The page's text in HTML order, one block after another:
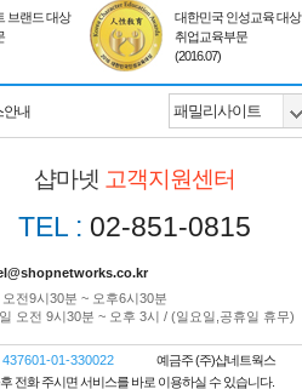
브랜드 대상
대한민국 인성교육 대상
취업교육부문
(2016.07)
안내
샵마넷 고객지원센터
TEL : 02-851-0815
전9시30분 ~ 오후6시30분
오전 9시30분 ~ 오후 3시 / (일요일,공휴일 휴무)
437601-01-330022
예금주 (주)샵네트웍스
전화 주시면 서비스를 바로 이용하실 수 있습니다.